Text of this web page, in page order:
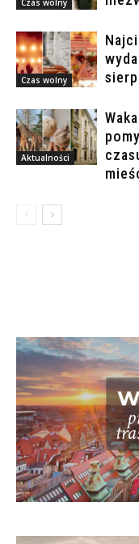
Czas wolny
Czas wolny
Aktualności